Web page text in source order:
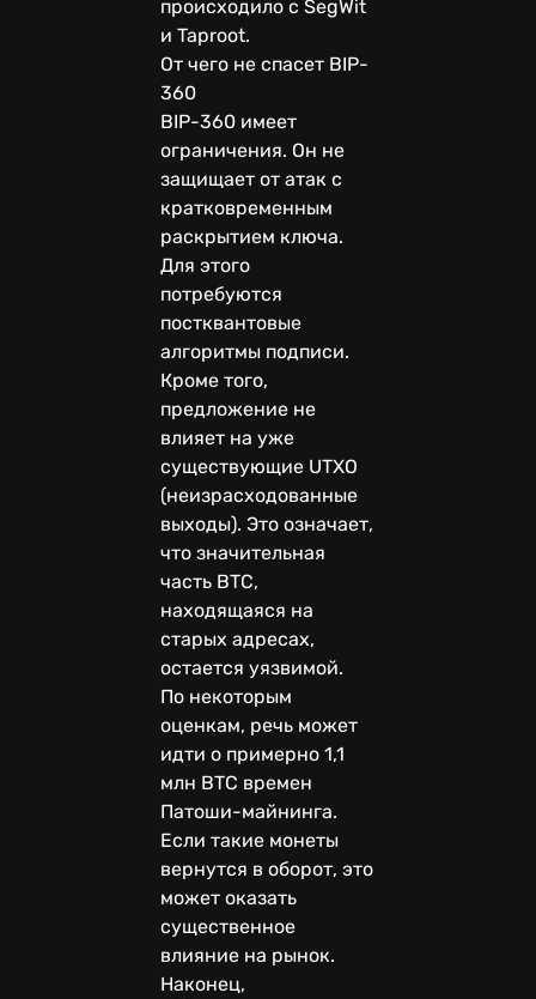
происходило с SegWit
и Taproot.
От чего не спасет BIP-
360
BIP-360 имеет
ограничения. Он не
защищает от атак с
кратковременным
раскрытием ключа.
Для этого
потребуются
постквантовые
алгоритмы подписи.
Кроме того,
предложение не
влияет на уже
существующие UTXO
(неизрасходованные
выходы). Это означает,
что значительная
часть BTC,
находящаяся на
старых адресах,
остается уязвимой.
По некоторым
оценкам, речь может
идти о примерно 1,1
млн BTC времен
Патоши-майнинга.
Если такие монеты
вернутся в оборот, это
может оказать
существенное
влияние на рынок.
Наконец,